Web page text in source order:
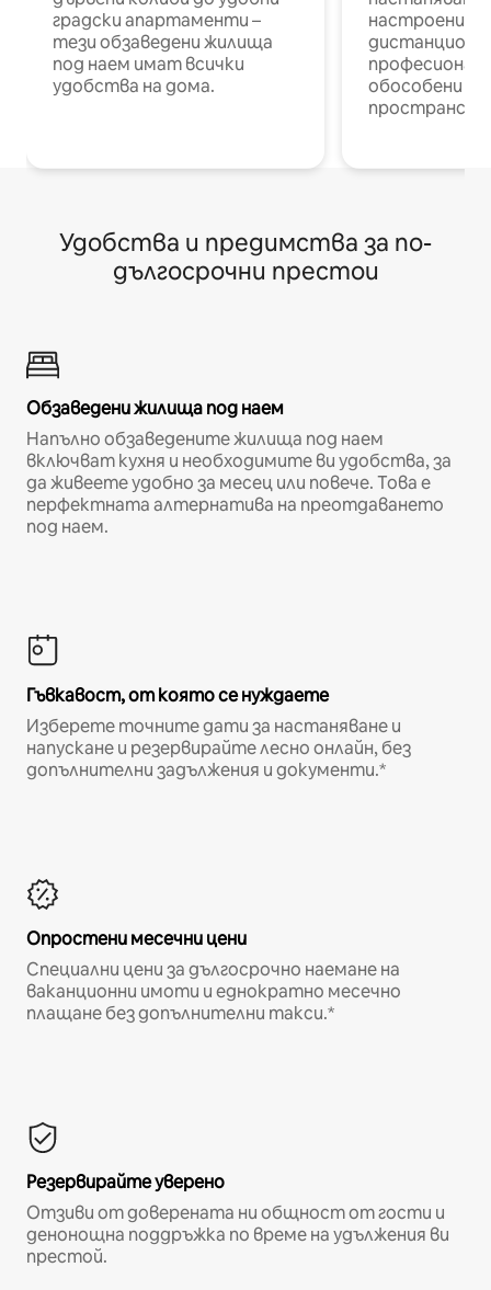
градски апартаменти –
тези обзаведени жилища
под наем имат всички
удобства на дома.
настроени и
обособени
Удобства и предимства за по-
дългосрочни престои
Обзаведени жилища под наем
Напълно обзаведените жилища под наем
включват кухня и необходимите ви удобства, за
да живеете удобно за месец или повече. Това е
перфектната алтернатива на преотдаването
под наем.
Гъвкавост, от която се нуждаете
Изберете точните дати за настаняване и
напускане и резервирайте лесно онлайн, без
допълнителни задължения и документи.*
Опростени месечни цени
Специални цени за дългосрочно наемане на
ваканционни имоти и еднократно месечно
плащане без допълнителни такси.*
Резервирайте уверено
Отзиви от доверената ни общност от гости и
денонощна поддръжка по време на удължения ви
престой.